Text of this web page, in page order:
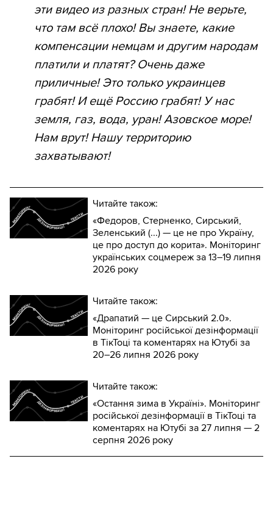
эти видео из разных стран! Не верьте,
что там всё плохо! Вы знаете, какие
компенсации немцам и другим народам
платили и платят? Очень даже
приличные! Это только украинцев
грабят! И ещё Россию грабят! У нас
земля, газ, вода, уран! Азовское море!
Нам врут! Нашу территорию
захватывают!
Читайте також:
«Федоров, Стерненко, Сирський,
Зеленський (...) — це не про Україну,
це про доступ до корита». Моніторинг
українських соцмереж за 13–19 липня
2026 року
Читайте також:
«Драпатий — це Сирський 2.0».
Моніторинг російської дезінформації
в ТікТоці та коментарях на Ютубі за
20–26 липня 2026 року
Читайте також:
«Остання зима в Україні». Моніторинг
російської дезінформації в ТікТоці та
коментарях на Ютубі за 27 липня — 2
серпня 2026 року